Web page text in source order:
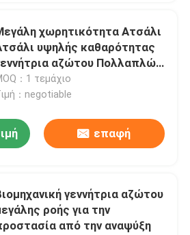
χωρητικότητα Ατσάλι
υψηλής καθαρότητας
αζώτου Πολλαπλών
：1 τεμάχιο
：negotiable
επαφή
γεννήτρια αζώτου
ροής για την
από την αναψύξη